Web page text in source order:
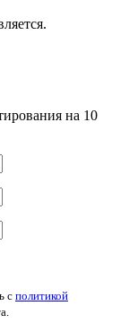
на 10
с политикой